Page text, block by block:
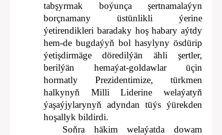
tabşyrmak boýunça şertnamalaýyn
borçnamany üstünlikli ýerine
ýetirendikleri baradaky hoş habary aýtdy
hem-de bugdaýyň bol hasylyny ösdürip
ýetişdirmäge döredilýän ähli şertler,
berilýän hemaýat-goldawlar üçin
hormatly Prezidentimize, türkmen
halkynyň Milli Liderine welaýatyň
ýaşaýjylarynyň adyndan tüýs ýürekden
hoşallyk bildirdi.
Soňra häkim welaýatda dowam